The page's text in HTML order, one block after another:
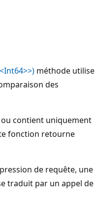
méthode utilise
des
ou contient uniquement
fonction retourne
de requête, une
traduit par un appel de